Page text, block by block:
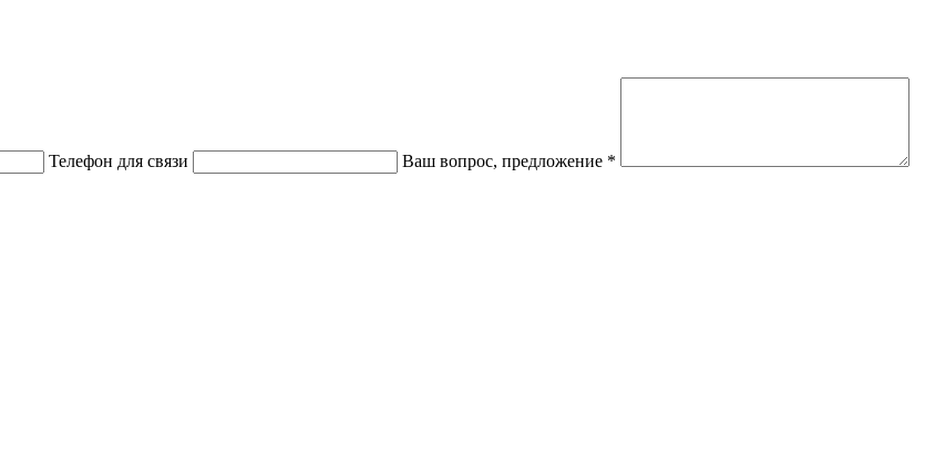
Телефон для связи Ваш вопрос, предложение *